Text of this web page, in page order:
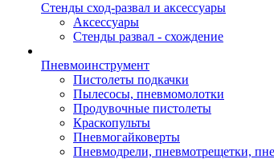
Стенды сход-развал и аксессуары
Аксессуары
Стенды развал - схождение
Пневмоинструмент
Пистолеты подкачки
Пылесосы, пневмомолотки
Продувочные пистолеты
Краскопульты
Пневмогайковерты
Пневмодрели, пневмотрещетки,